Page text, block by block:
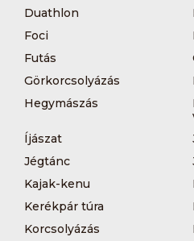
Duathlon
Foci
Futás
Görkorcsolyázás
Hegymászás
Íjászat
Jégtánc
Kajak-kenu
Kerékpár túra
Korcsolyázás